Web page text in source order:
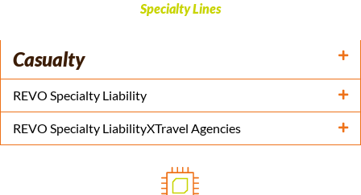
Specialty Lines
Casualty
REVO Specialty Liability
REVO Specialty LiabilityXTravel Agencies